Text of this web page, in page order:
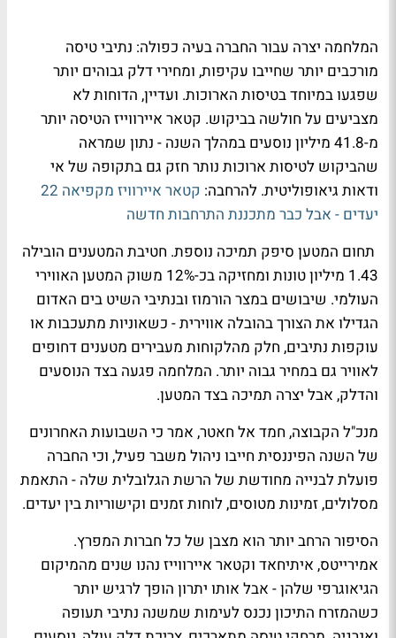
המלחמה יצרה עבור החברה בעיה כפולה: נתיבי טיסה
מורכבים יותר שחייבו עקיפות, ומחירי דלק גבוהים יותר
שפגעו במיוחד בטיסות הארוכות. ועדיין, הדוחות לא
מצביעים על חולשה בביקוש. קטאר איירווייז הטיסה יותר
מ-41.8 מיליון נוסעים במהלך השנה - נתון שמראה
שהביקוש לטיסות ארוכות נותר חזק גם בתקופה של אי
ודאות גיאופוליטית. להרחבה:
קטאר איירוויז מקפיאה 22
יעדים - אבל כבר מתכננת התרחבות חדשה
תחום המטען סיפק תמיכה נוספת. חטיבת המטענים הובילה
1.43 מיליון טונות ומחזיקה בכ-12% משוק המטען האווירי
העולמי. שיבושים במצר הורמוז ובנתיבי השיט בים האדום
הגדילו את הצורך בהובלה אווירית - כשאוניות מתעכבות או
עוקפות נתיבים, חלק מהלקוחות מעבירים מטענים דחופים
לאוויר גם במחיר גבוה יותר. המלחמה פגעה בצד הנוסעים
והדלק, אבל יצרה תמיכה בצד המטען.
מנכ"ל הקבוצה, חמד אל חאטר, אמר כי השבועות האחרונים
של השנה הפיננסית חייבו ניהול משבר פעיל, וכי החברה
פועלת לבנייה מחודשת של הרשת הגלובלית שלה - התאמת
מסלולים, זמינות מטוסים, לוחות זמנים וקישוריות בין יעדים.
הסיפור הרחב יותר הוא מצבן של כל חברות המפרץ.
אמירייטס, איתיחאד וקטאר איירווייז נהנו שנים מהמיקום
הגיאוגרפי שלהן - אבל אותו יתרון הופך לרגיש יותר
כשהמזרח התיכון נכנס לעימות שמשנה נתיבי תעופה